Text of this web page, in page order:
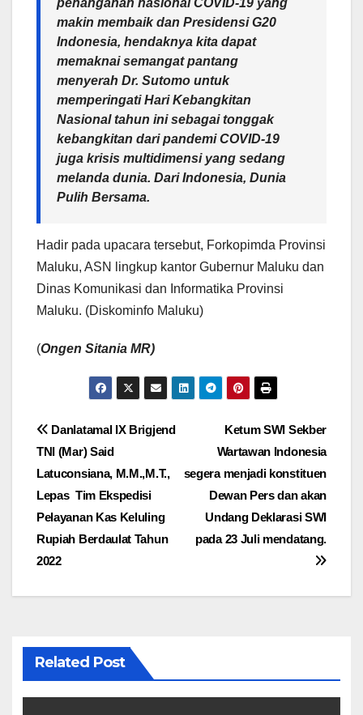
penanganan nasional COVID-19 yang
makin membaik dan Presidensi G20
Indonesia, hendaknya kita dapat
memaknai semangat pantang
menyerah Dr. Sutomo untuk
memperingati Hari Kebangkitan
Nasional tahun ini sebagai tonggak
kebangkitan dari pandemi COVID-19
juga krisis multidimensi yang sedang
melanda dunia. Dari Indonesia, Dunia
Pulih Bersama.
Hadir pada upacara tersebut, Forkopimda Provinsi
Maluku, ASN lingkup kantor Gubernur Maluku dan
Dinas Komunikasi dan Informatika Provinsi
Maluku. (Diskominfo Maluku)
(Ongen Sitania MR)
Navigasi
pos
Ketum SWI Sekber
Wartawan Indonesia
segera menjadi konstituen
Dewan Pers dan akan
Undang Deklarasi SWI
pada 23 Juli mendatang.
Danlatamal IX Brigjend
TNI (Mar) Said
Latuconsiana, M.M.,M.T.,
Lepas Tim Ekspedisi
Pelayanan Kas Keluling
Rupiah Berdaulat Tahun
2022
Related Post